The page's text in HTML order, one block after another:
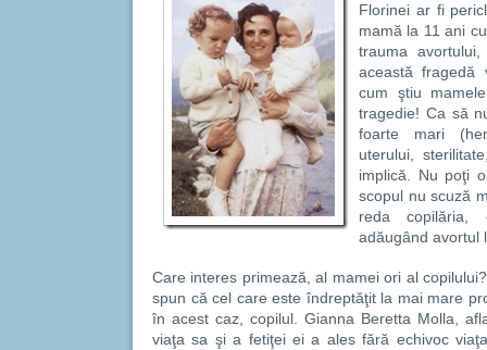
Florinei ar fi
mamă la 11 ani
trauma
această fragedă
cum ştiu
tragedie! Ca să
foarte mari
uterului,
implică. Nu poţi
scopul nu scuză
reda copilăria,
adăugând avortul
Care interes primează, al mamei ori al
spun că cel care este îndreptăţit la mai mare
în acest caz, copilul. Gianna Beretta Molla,
viaţa sa şi a fetiţei ei a ales fără echivoc